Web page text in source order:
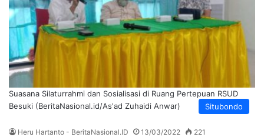
Situbondo
Suasana Silaturrahmi dan Sosialisasi di Ruang Pertepuan RSUD
Besuki (BeritaNasional.id/As'ad Zuhaidi Anwar)
Heru Hartanto - BeritaNasional.ID 13/03/2022 221